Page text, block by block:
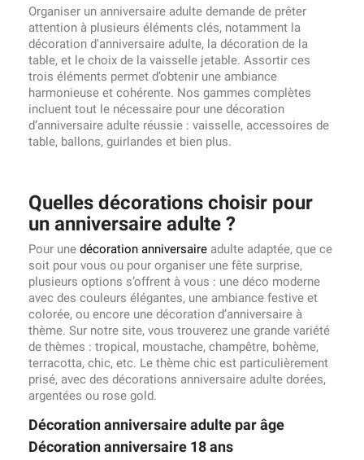
Organiser un anniversaire adulte demande de prêter
attention à plusieurs éléments clés, notamment la
décoration d'anniversaire adulte, la décoration de la
table, et le choix de la vaisselle jetable. Assortir ces
trois éléments permet d’obtenir une ambiance
harmonieuse et cohérente. Nos gammes complètes
incluent tout le nécessaire pour une décoration
d’anniversaire adulte réussie : vaisselle, accessoires de
table, ballons, guirlandes et bien plus.
Quelles décorations choisir pour
un anniversaire adulte ?
Pour une décoration anniversaire adulte adaptée, que ce
soit pour vous ou pour organiser une fête surprise,
plusieurs options s’offrent à vous : une déco moderne
avec des couleurs élégantes, une ambiance festive et
colorée, ou encore une décoration d’anniversaire à
thème. Sur notre site, vous trouverez une grande variété
de thèmes : tropical, moustache, champêtre, bohème,
terracotta, chic, etc. Le thème chic est particulièrement
prisé, avec des décorations anniversaire adulte dorées,
argentées ou rose gold.
Décoration anniversaire adulte par âge
Décoration anniversaire 18 ans